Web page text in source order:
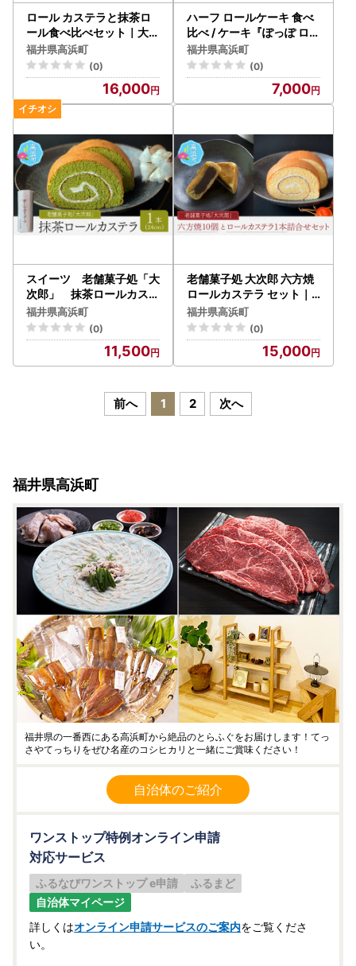
ロール カステラと抹茶ロ
ール食べ比べセット｜大次
郎 ロールケーキ
福井県高浜町
(0)
16,000
ハーフ ロールケーキ 食べ
比べ / ケーキ『ぽっぽ ロー
ル』 ※受取日事前連絡有
福井県高浜町
(0)
7,000
スイーツ 老舗菓子処「大
次郎」 抹茶ロールカステ
ラ バタークリーム 抹茶
ロールカステラ ギフト
福井県高浜町
(0)
11,500
老舗菓子処 大次郎 六方焼
ロールカステラ セット｜
和菓子 あんこ スイーツ 個
包装 ギフト 銘菓 和菓子
福井県高浜町
(0)
15,000
前へ 1 2 次へ
福井県高浜町
福井県の一番西にある高浜町から絶品のとらふぐをお届けします！てっ
さやてっちりをぜひ名産のコシヒカリと一緒にご賞味ください！
自治体のご紹介
ワンストップ特例オンライン申請
対応サービス
ふるなびワンストップ e申請
ふるまど
自治体マイページ
詳しくはオンライン申請サービスのご案内をご覧くださ
い。